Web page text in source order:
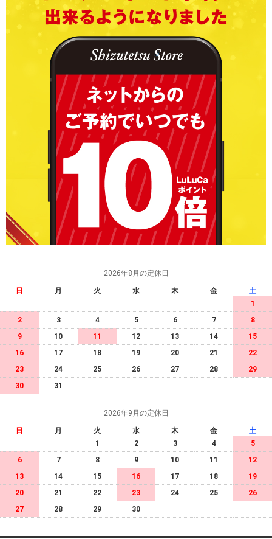
2026年8月の定休日
日 月 火 水 木 金
土
1
2
3 4 5 6 7
8
9
10 11 12 13 14
15
16
17 18 19 20 21
22
23
24 25 26 27 28
29
30
31
2026年9月の定休日
日 月 火 水 木 金
土
1
2 3 4
5
6
7 8 9 10 11
12
13
14 15 16 17 18
19
20
21 22 23 24 25
26
27
28 29 30